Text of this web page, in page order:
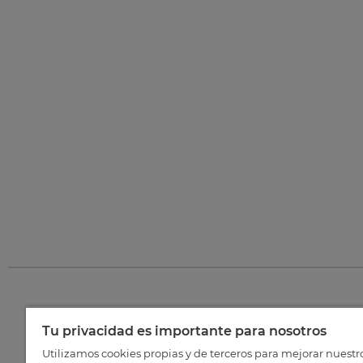
Tu privacidad es importante para nosotros
Utilizamos cookies propias y de terceros para mejorar